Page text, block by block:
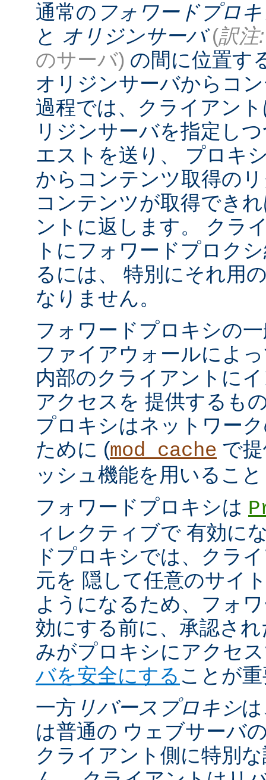
通常の フォワードプロ
と オリジンサーバ (訳注:
のサーバ) の間に位置す
オリジンサーバからコ
過程では、クライアン
リジンサーバを指定し
エストを送り、 プロキ
からコンテンツ取得の
コンテンツが取得でき
ントに返します。 クラ
トにフォワードプロク
るには、 特別にそれ用
なりません。
フォワードプロキシの
ファイアウォールによ
内部のクライアントに
アクセスを 提供するも
プロキシはネットワー
ために (mod_cache で
ッシュ機能を用いるこ
フォワードプロキシは
ィレクティブで 有効に
ドプロキシでは、クラ
元を 隠して任意のサイ
ようになるため、フォ
効にする前に、承認さ
みがプロキシにアクセ
バを安全にする ことが
一方 リバースプロキシ
は普通の ウェブサーバ
クライアント側に特別